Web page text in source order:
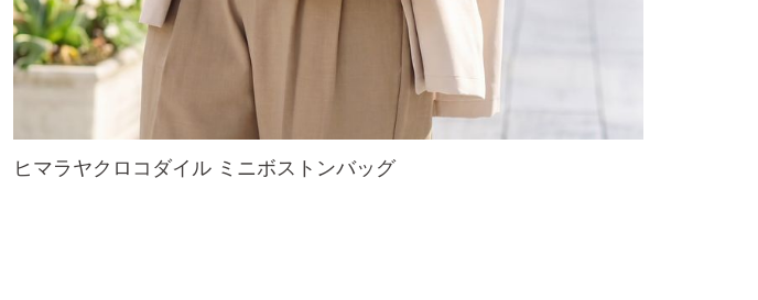
ヒマラヤクロコダイル ミニボストンバッグ